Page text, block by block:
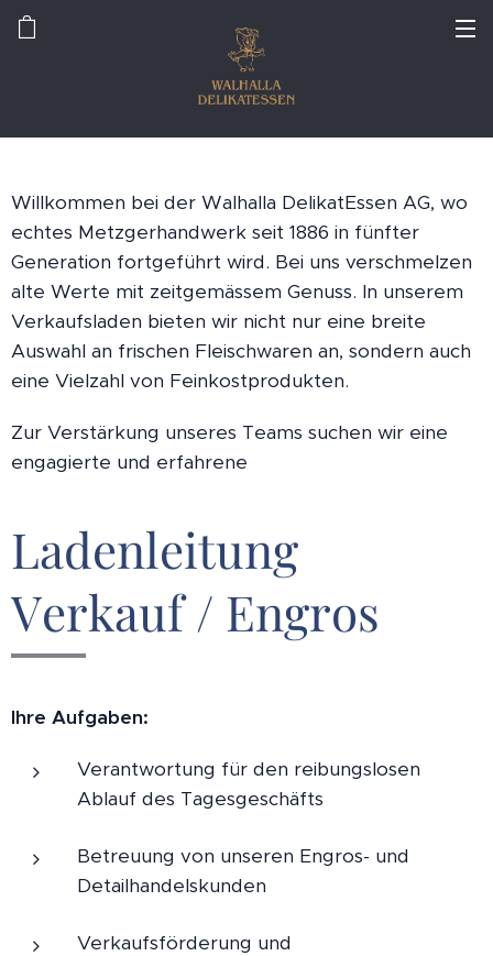
Willkommen bei der Walhalla DelikatEssen AG, wo
echtes Metzgerhandwerk seit 1886 in fünfter
Generation fortgeführt wird. Bei uns verschmelzen
alte Werte mit zeitgemässem Genuss. In unserem
Verkaufsladen bieten wir nicht nur eine breite
Auswahl an frischen Fleischwaren an, sondern auch
eine Vielzahl von Feinkostprodukten.
Zur Verstärkung unseres Teams suchen wir eine
engagierte und erfahrene
Ladenleitung
Verkauf / Engros
Ihre Aufgaben:
Verantwortung für den reibungslosen
Ablauf des Tagesgeschäfts
Betreuung von unseren Engros- und
Detailhandelskunden
Verkaufsförderung und